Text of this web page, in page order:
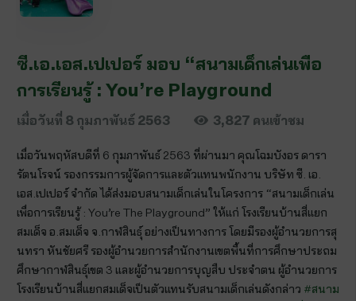
ซี.เอ.เอส.เปเปอร์ มอบ “สนามเด็กเล่นเพื่อ
การเรียนรู้ : You’re Playground
เมื่อวันที่ 8 กุมภาพันธ์ 2563 3,827 คนเข้าชม
เมื่อวันพฤหัสบดีที่ 6 กุมภาพันธ์ 2563 ที่ผ่านมา คุณโฉมบังอร ดารา
รัตนโรจน์ รองกรรมการผู้จัดการและตัวแทนพนักงาน บริษัท ซี. เอ.
เอส.เปเปอร์ จำกัด ได้ส่งมอบสนามเด็กเล่นในโครงการ “สนามเด็กเล่น
เพื่อการเรียนรู้ : You’re The Playground” ให้แก่ โรงเรียนบ้านสี่แยก
สมเด็จ อ.สมเด็จ จ.กาฬสินธุ์ อย่างเป็นทางการ โดยมีรองผู้อำนวยการสุ
นทรา หันชัยศรี รองผู้อำนวยการสำนักงานเขตพื้นที่การศึกษาประถม
ศึกษากาฬสินธุ์เขต 3 และผู้อำนวยการบุญสืบ ประจำตน ผู้อำนวยการ
โรงเรียนบ้านสี่แยกสมเด็จเป็นตัวแทนรับสนามเด็กเล่นดังกล่าว #สนาม